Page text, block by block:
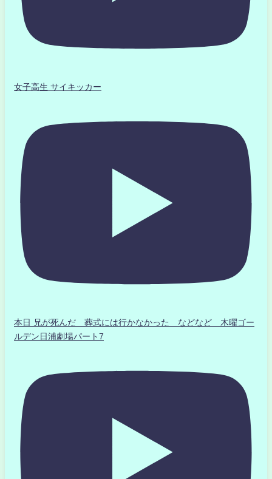
女子高生 サイキッカー
本日 兄が死んだ 葬式には行かなかった などなど 木曜ゴー
ルデン日浦劇場パート7